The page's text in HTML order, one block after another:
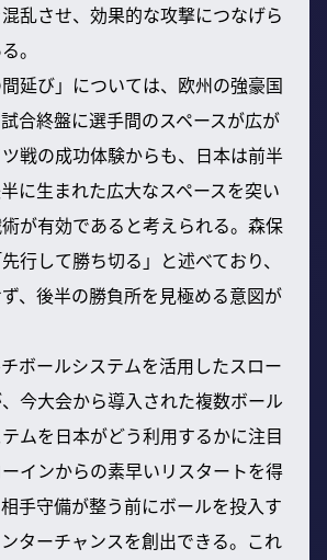
乱させ、効果的な攻撃につなげら
。
延び」については、欧州の強豪国
合終盤に選手間のスペースが広が
戦の成功体験からも、日本は前半
に生まれた広大なスペースを突い
が有効であると考えられる。森保
行して勝ち切る」と述べており、
、後半の勝負所を見極める意図が
ボールシステムを活用したスロー
今大会から導入された複数ボール
ムを日本がどう利用するかに注目
インからの素早いリスタートを得
手守備が整う前にボールを投入す
ターチャンスを創出できる。これ